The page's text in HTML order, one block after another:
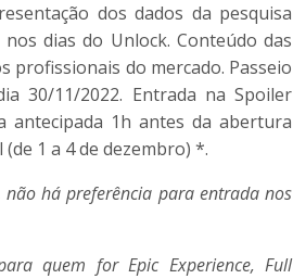
dos dados da pesquisa
dias do Unlock. Conteúdo das
profissionais do mercado. Passeio
30/11/2022. Entrada na Spoiler
antecipada 1h antes da abertura
1 a 4 de dezembro) *.
há preferência para entrada nos
quem for Epic Experience, Full